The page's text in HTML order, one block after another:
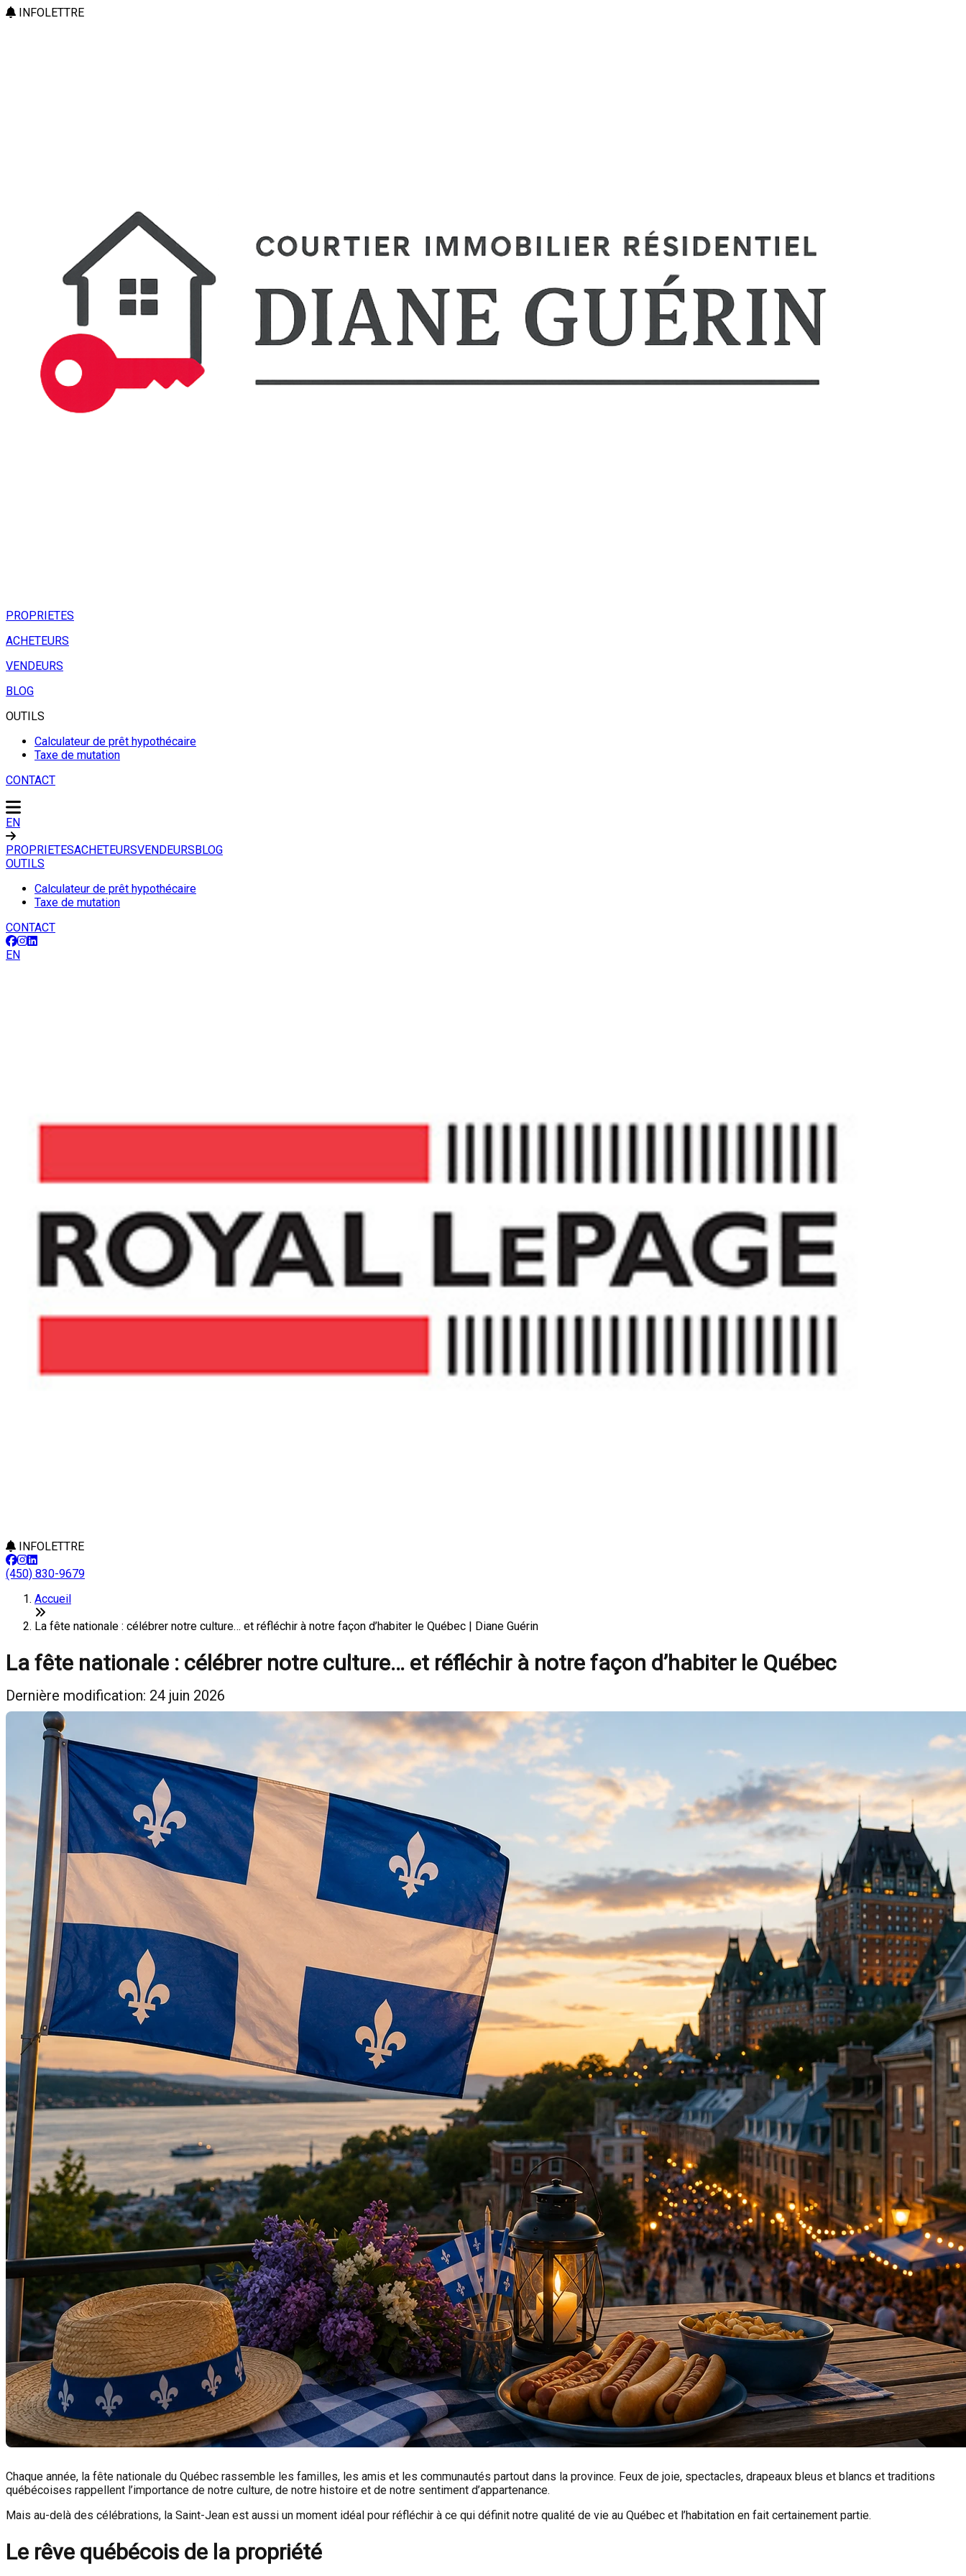
INFOLETTRE
PROPRIETES
ACHETEURS
VENDEURS
BLOG
OUTILS
Calculateur de prêt hypothécaire
Taxe de mutation
CONTACT
EN
PROPRIETESACHETEURSVENDEURSBLOG
OUTILS
Calculateur de prêt hypothécaire
Taxe de mutation
CONTACT
EN
INFOLETTRE
(450) 830-9679
Accueil
La fête nationale : célébrer notre culture… et réfléchir à notre façon d’habiter le Québec | Diane Guérin
La fête nationale : célébrer notre culture… et réfléchir à notre façon d’habiter le Québec
Dernière modification: 24 juin 2026
Chaque année, la fête nationale du Québec rassemble les familles, les amis et les communautés partout dans la province. Feux de joie, spectacles, drapeaux bleus et blancs et traditions
québécoises rappellent l’importance de notre culture, de notre histoire et de notre sentiment d’appartenance.
Mais au-delà des célébrations, la Saint-Jean est aussi un moment idéal pour réfléchir à ce qui définit notre qualité de vie au Québec et l’habitation en fait certainement partie.
Le rêve québécois de la propriété